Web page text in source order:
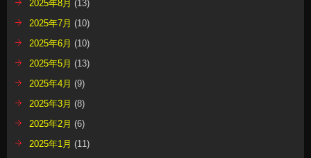
2025年8月 (13)
2025年7月 (10)
2025年6月 (10)
2025年5月 (13)
2025年4月 (9)
2025年3月 (8)
2025年2月 (6)
2025年1月 (11)